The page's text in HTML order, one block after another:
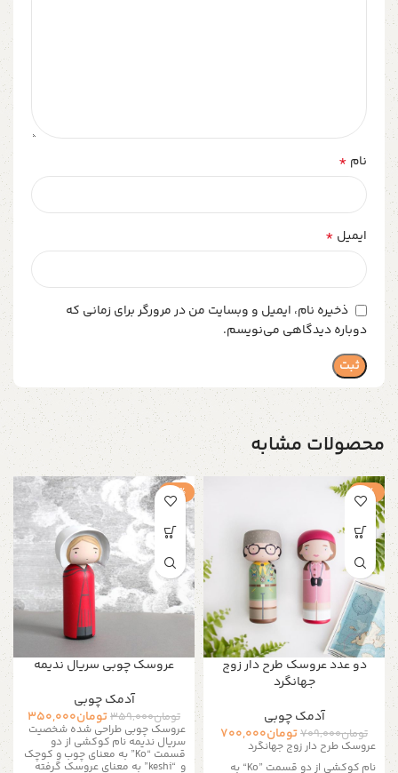
نام *
ایمیل *
ذخیره نام، ایمیل و وبسایت من در مرورگر برای زمانی که
دوباره دیدگاهی می‌نویسم.
محصولات مشابه
-1%
دو عدد عروسک طرح دار زوج
جهانگرد
آدمک چوبی
تومان709,000تومان700,000
عروسک طرح دار زوج جهانگرد
نام کوکشی از دو قسمت “Ko” به
-3%
عروسک چوبی سریال ندیمه
آدمک چوبی
تومان359,000تومان350,000
عروسک چوبی طراحی شده شخصیت
سریال ندیمه نام کوکشی از دو
قسمت “Ko” به معنای چوب و کوچک
و “keshi” به معنای عروسک گرفته